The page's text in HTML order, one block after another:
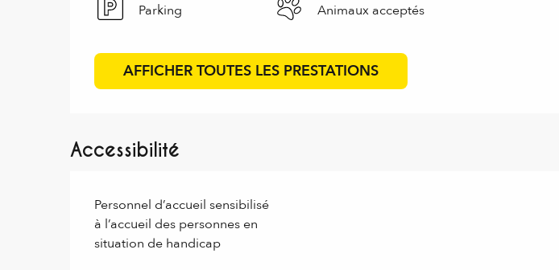
Parking Animaux acceptés
AFFICHER TOUTES LES PRESTATIONS
Accessibilité
Personnel d’accueil sensibilisé
à l’accueil des personnes en
situation de handicap